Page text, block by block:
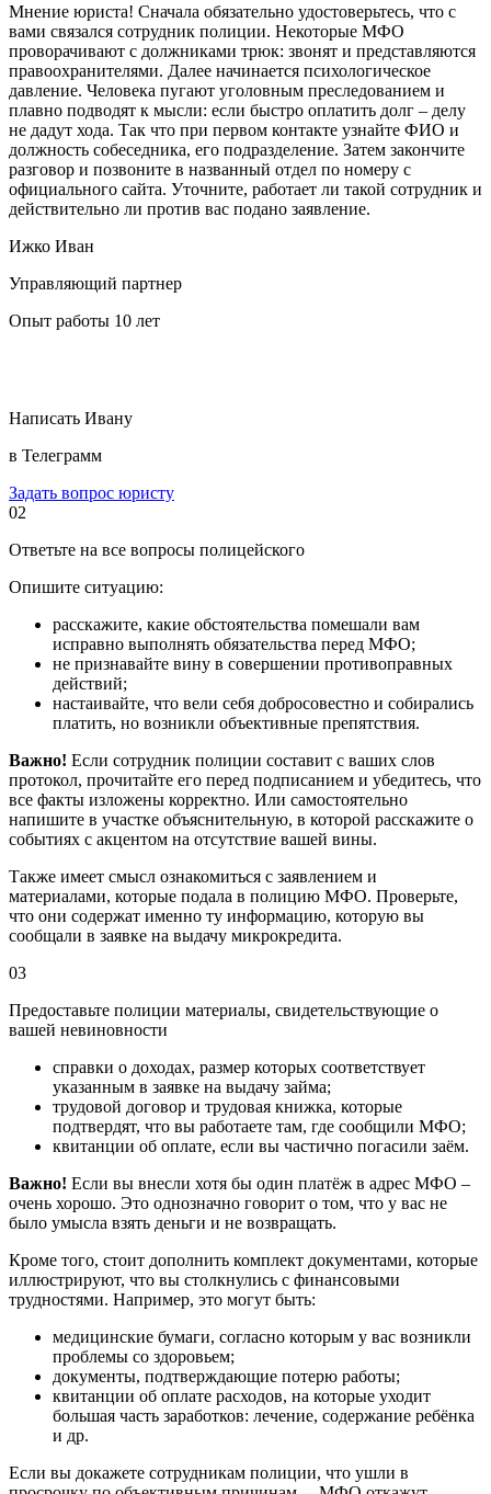
Мнение юриста! Сначала обязательно удостоверьтесь, что с
вами связался сотрудник полиции. Некоторые МФО
проворачивают с должниками трюк: звонят и представляются
правоохранителями. Далее начинается психологическое
давление. Человека пугают уголовным преследованием и
плавно подводят к мысли: если быстро оплатить долг – делу
не дадут хода. Так что при первом контакте узнайте ФИО и
должность собеседника, его подразделение. Затем закончите
разговор и позвоните в названный отдел по номеру с
официального сайта. Уточните, работает ли такой сотрудник и
действительно ли против вас подано заявление.
Ижко Иван
Управляющий партнер
Опыт работы 10 лет
Написать Ивану
в Телеграмм
Задать вопрос юристу
02
Ответьте на все вопросы полицейского
Опишите ситуацию:
расскажите, какие обстоятельства помешали вам
исправно выполнять обязательства перед МФО;
не признавайте вину в совершении противоправных
действий;
настаивайте, что вели себя добросовестно и собирались
платить, но возникли объективные препятствия.
Важно! Если сотрудник полиции составит с ваших слов
протокол, прочитайте его перед подписанием и убедитесь, что
все факты изложены корректно. Или самостоятельно
напишите в участке объяснительную, в которой расскажите о
событиях с акцентом на отсутствие вашей вины.
Также имеет смысл ознакомиться с заявлением и
материалами, которые подала в полицию МФО. Проверьте,
что они содержат именно ту информацию, которую вы
сообщали в заявке на выдачу микрокредита.
03
Предоставьте полиции материалы, свидетельствующие о
вашей невиновности
справки о доходах, размер которых соответствует
указанным в заявке на выдачу займа;
трудовой договор и трудовая книжка, которые
подтвердят, что вы работаете там, где сообщили МФО;
квитанции об оплате, если вы частично погасили заём.
Важно! Если вы внесли хотя бы один платёж в адрес МФО –
очень хорошо. Это однозначно говорит о том, что у вас не
было умысла взять деньги и не возвращать.
Кроме того, стоит дополнить комплект документами, которые
иллюстрируют, что вы столкнулись с финансовыми
трудностями. Например, это могут быть:
медицинские бумаги, согласно которым у вас возникли
проблемы со здоровьем;
документы, подтверждающие потерю работы;
квитанции об оплате расходов, на которые уходит
большая часть заработков: лечение, содержание ребёнка
и др.
Если вы докажете сотрудникам полиции, что ушли в